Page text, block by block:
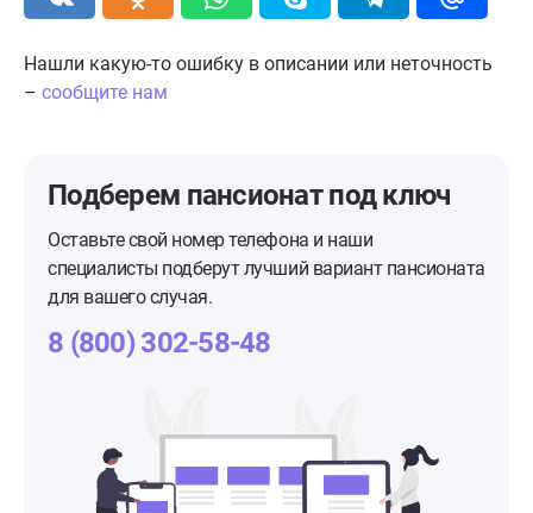
Нашли какую-то ошибку в описании или неточность
– сообщите нам
Подберем пансионатпод ключ
Оставьте свой номер телефона и наши
специалисты подберут лучший вариант пансионата
для вашего случая.
8 (800) 302-58-48